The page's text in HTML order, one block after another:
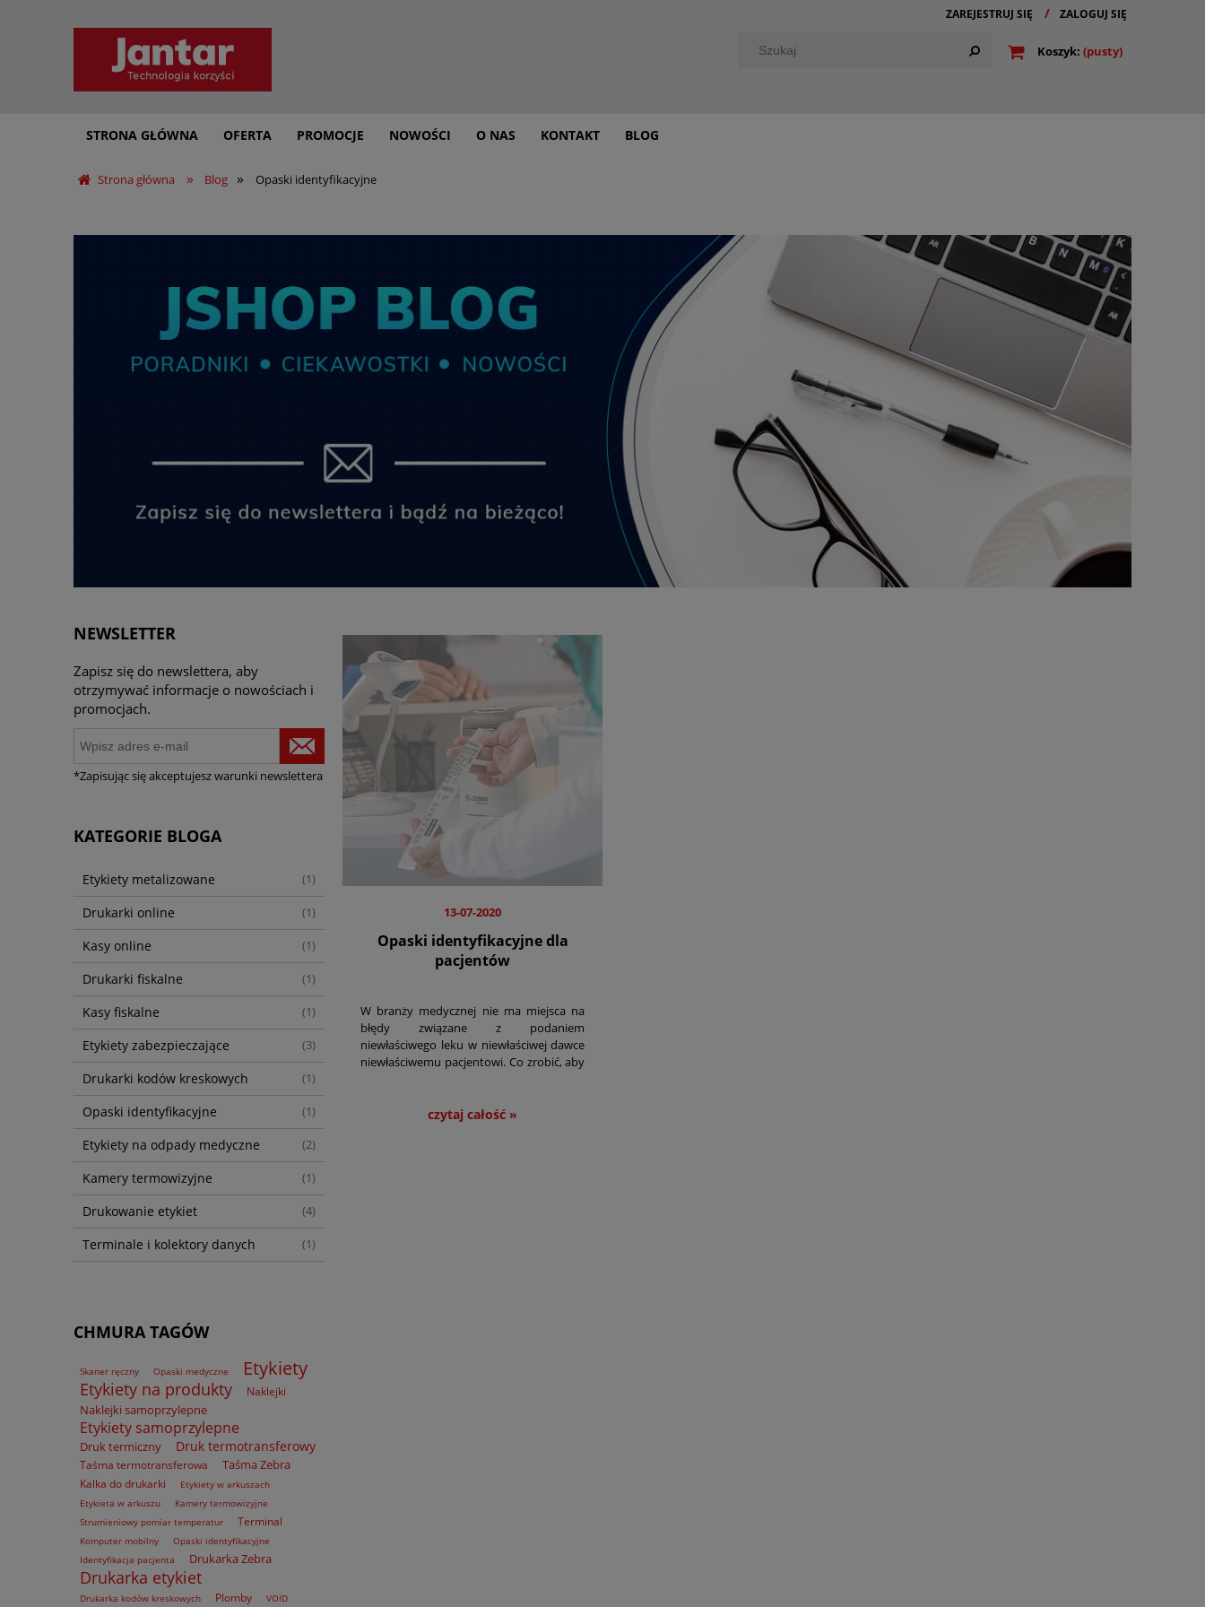
ZAREJESTRUJ SIĘ ZALOGUJ SIĘ
Koszyk: (pusty)
STRONA GŁÓWNA OFERTA PROMOCJE NOWOŚCI O NAS KONTAKT BLOG
Strona główna » Blog » Opaski identyfikacyjne
NEWSLETTER
Zapisz się do newslettera, aby
otrzymywać informacje o nowościach i
promocjach.
*Zapisując się akceptujesz warunki newslettera
KATEGORIE BLOGA
Etykiety metalizowane (1)
Drukarki online (1)
Kasy online (1)
Drukarki fiskalne (1)
Kasy fiskalne (1)
Etykiety zabezpieczające (3)
Drukarki kodów kreskowych (1)
Opaski identyfikacyjne (1)
Etykiety na odpady medyczne (2)
Kamery termowizyjne (1)
Drukowanie etykiet (4)
Terminale i kolektory danych (1)
CHMURA TAGÓW
Skaner ręczny Opaski medyczne Etykiety
Etykiety na produkty Naklejki
Naklejki samoprzylepne
Etykiety samoprzylepne
Druk termiczny Druk termotransferowy
Taśma termotransferowa Taśma Zebra
Kalka do drukarki
Etykiety w arkuszach
Etykieta w arkuszu
Kamery termowizyjne
Strumieniowy pomiar temperatur
Terminal
Komputer mobilny
Opaski identyfikacyjne
Identyfikacja pacjenta
Drukarka Zebra
Drukarka etykiet
Drukarka kodów kreskowych Plomby VOID
Opaski identyfikacyjne dla
pacjentów
13-07-2020
W branży medycznej nie ma miejsca na
błędy związane z podaniem
niewłaściwego leku w niewłaściwej dawce
niewłaściwemu pacjentowi. Co zrobić, aby
czytaj całość »